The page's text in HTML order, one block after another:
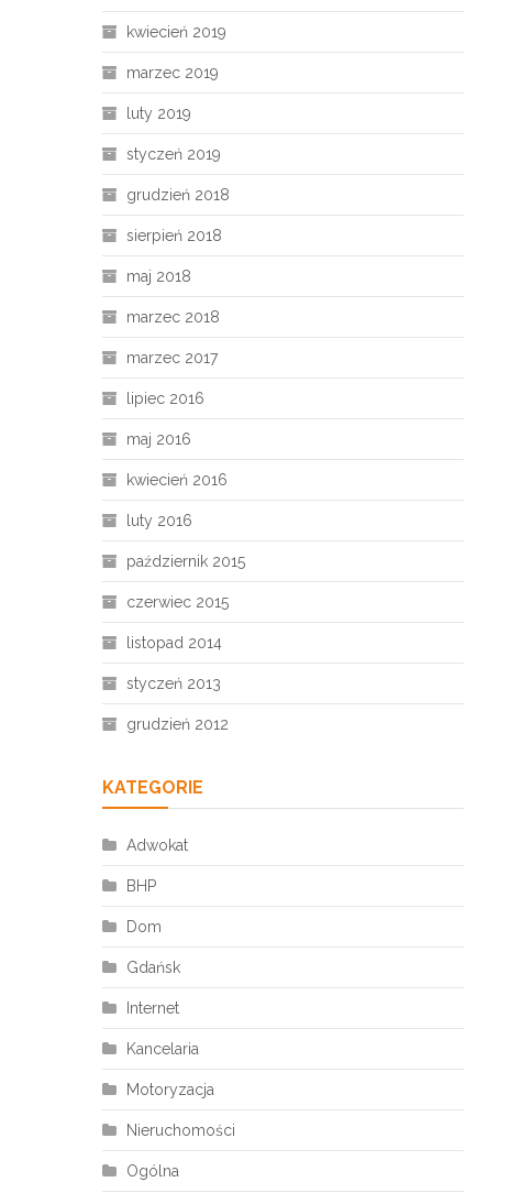
kwiecień 2019
marzec 2019
luty 2019
styczeń 2019
grudzień 2018
sierpień 2018
maj 2018
marzec 2018
marzec 2017
lipiec 2016
maj 2016
kwiecień 2016
luty 2016
październik 2015
czerwiec 2015
listopad 2014
styczeń 2013
grudzień 2012
KATEGORIE
Adwokat
BHP
Dom
Gdańsk
Internet
Kancelaria
Motoryzacja
Nieruchomości
Ogólna